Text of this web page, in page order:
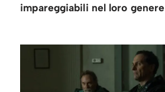
impareggiabili nel loro genere